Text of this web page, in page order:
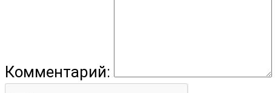
Комментарий: